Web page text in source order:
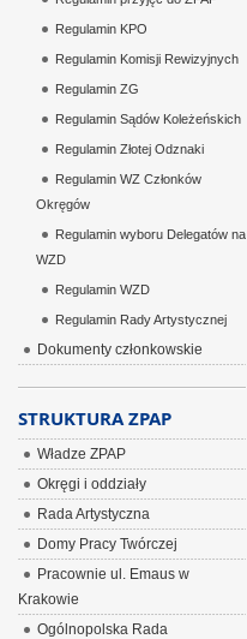
Regulamin KPO
Regulamin Komisji Rewizyjnych
Regulamin ZG
Regulamin Sądów Koleżeńskich
Regulamin Złotej Odznaki
Regulamin WZ Członków
Okręgów
Regulamin wyboru Delegatów na
WZD
Regulamin WZD
Regulamin Rady Artystycznej
Dokumenty członkowskie
STRUKTURA ZPAP
Władze ZPAP
Okręgi i oddziały
Rada Artystyczna
Domy Pracy Twórczej
Pracownie ul. Emaus w
Krakowie
Ogólnopolska Rada